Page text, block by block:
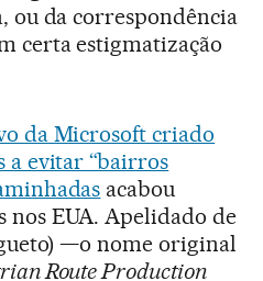
ou da correspondência
certa estigmatização
da Microsoft criado
a evitar “bairros
acabou
nos EUA. Apelidado de
—o nome original
Route Production